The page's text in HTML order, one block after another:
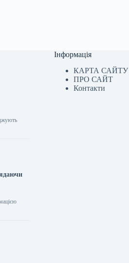
Інформація
КАРТА САЙТУ
ПРО САЙТ
Контакти